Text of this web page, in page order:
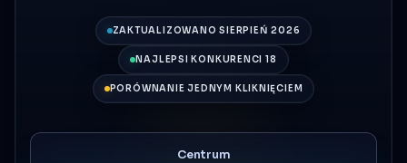
ZAKTUALIZOWANO SIERPIEŃ 2026
NAJLEPSI KONKURENCI 18
PORÓWNANIE JEDNYM KLIKNIĘCIEM
Centrum